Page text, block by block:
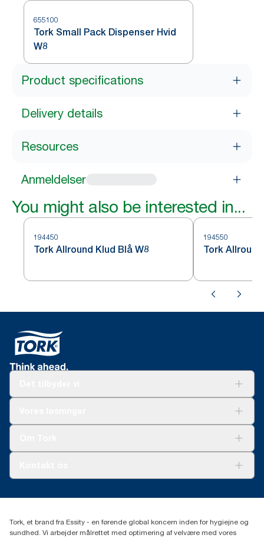
655100
Tork Small Pack Dispenser Hvid
W8
Product specifications
Delivery details
Resources
Anmeldelser
You might also be interested in...
194450
Tork Allround Klud Blå W8
194550
Tork
Smiley-rapport
(+45) 48 16 82 44
Professional Hygiene
Gydevang 33
Tork, et brand fra Essity - en førende global koncern inden for hygiejne og
sundhed. Vi arbejder målrettet med optimering af velvære med vores